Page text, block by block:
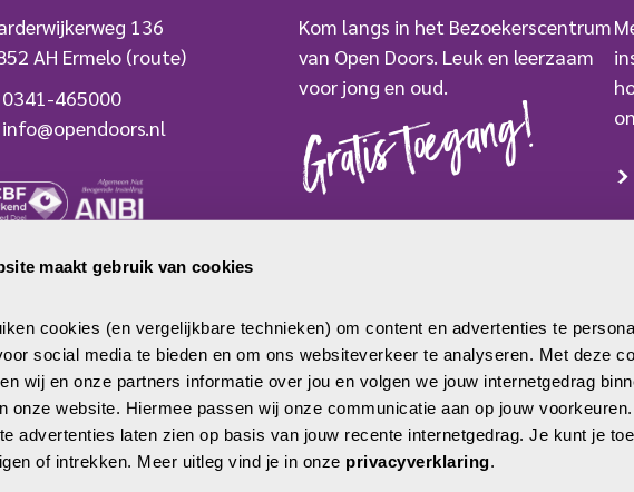
maakt gebruik van cookies
cookies (en vergelijkbare technieken) om content en advertenties te
social media te bieden en om ons websiteverkeer te analyseren. Met deze
wij en onze partners informatie over jou en volgen we jouw internetgedrag
onze website. Hiermee passen wij onze communicatie aan op jouw
advertenties laten zien op basis van jouw recente internetgedrag. Je kunt je
of intrekken. Meer uitleg vind je in onze privacyverklaring.
[…]
136
AH Ermelo (route)
0341-465000
info@opendoors.nl
RSIN-nummer: 2779250
Kom langs in het Bezoekerscentrum
van Open Doors. Leuk en leerzaam
voor jong en oud.
Gratis toegang!